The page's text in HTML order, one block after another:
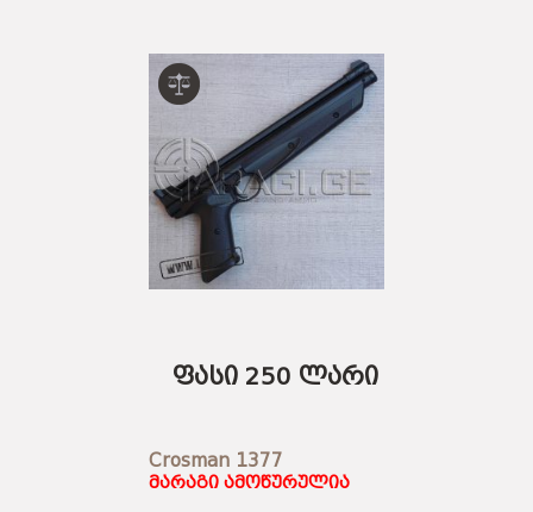
ფასი 250 ლარი
Crosman 1377
მარაგი ამოწურულია